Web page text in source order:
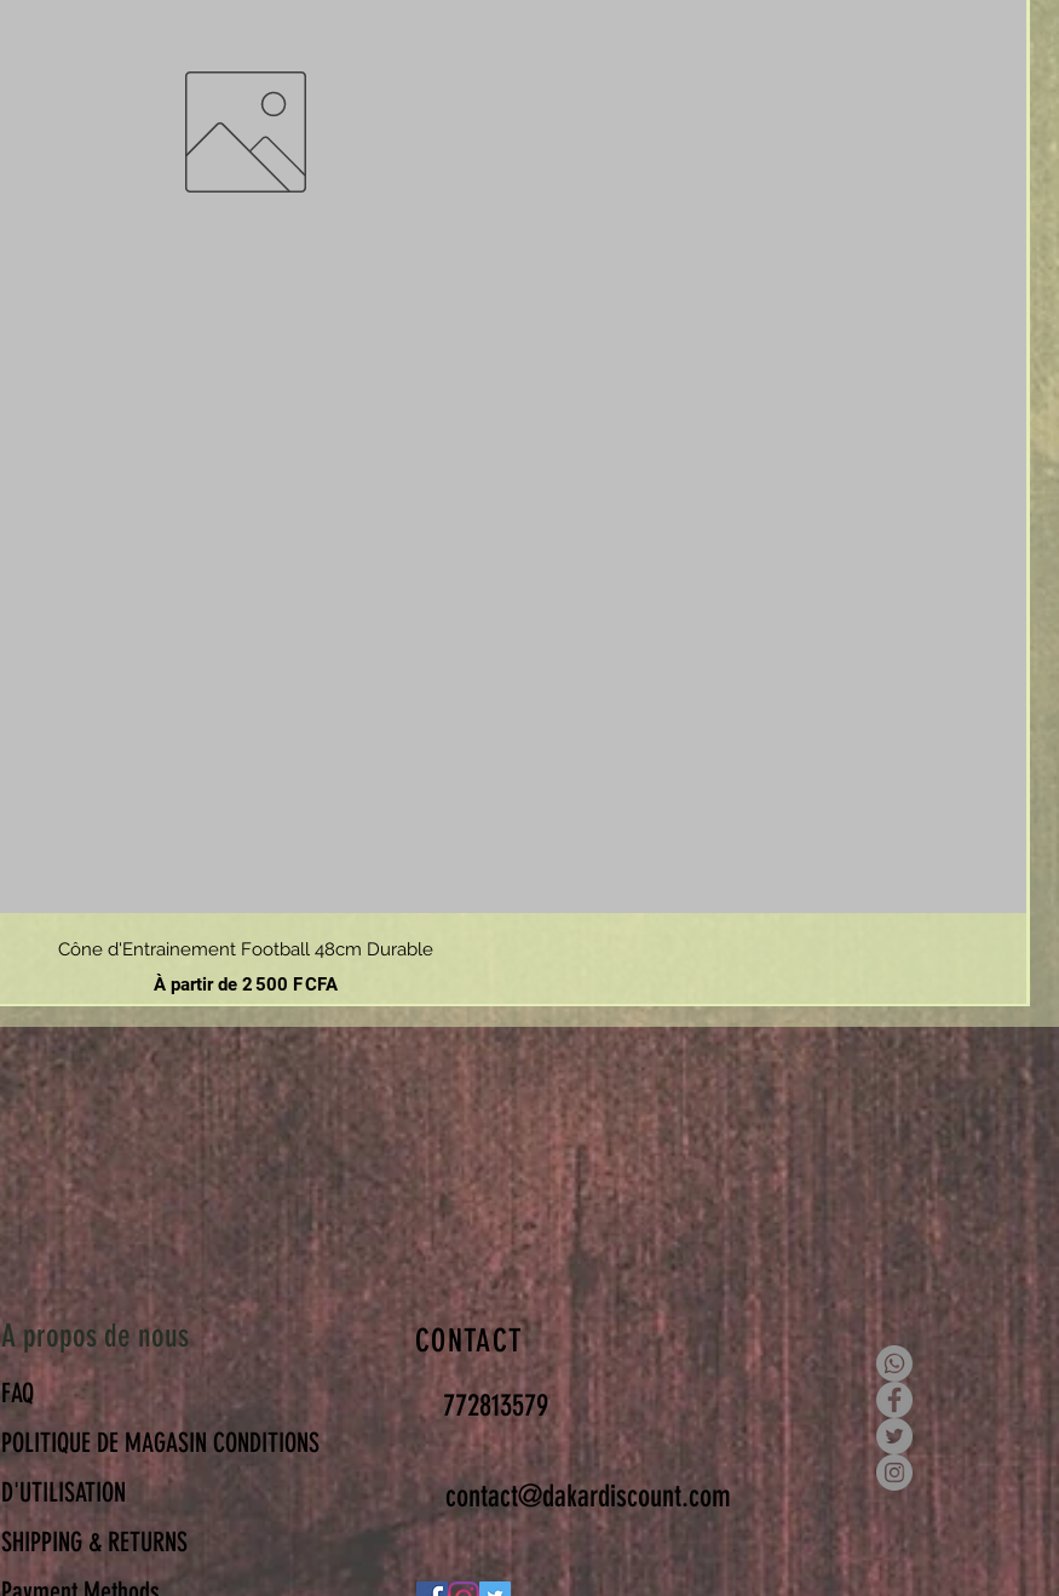
Aperçu rapide
Cône d'Entrainement Football 48cm Durable
À partir de 2 500 F CFA
Prix promotionnel
A propos de nous
FAQ
POLITIQUE DE MAGASIN CONDITIONS
D'UTILISATION
SHIPPING & RETURNS
CONTACT
772813579
contact@dakardiscount.com